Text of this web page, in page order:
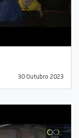
30 Outubro 2023